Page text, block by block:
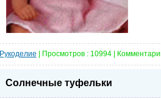
Рукоделие | Просмотров : 10994 |
Солнечные туфельки